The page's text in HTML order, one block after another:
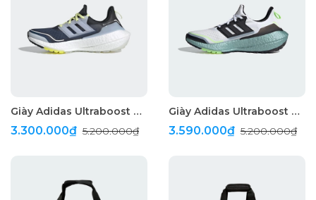
Giày Adidas Ultraboost 21 Cold.RDY " Blue "
3.300.000₫ 5.200.000₫
Giày Adidas Ultraboost 21 Cold.RYD "White"
3.590.000₫ 5.200.000₫